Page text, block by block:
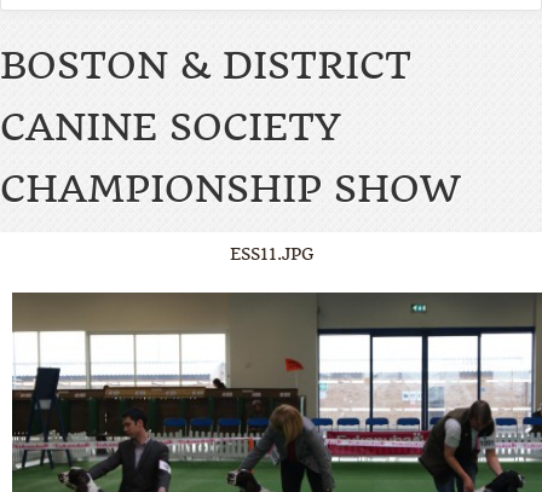
BOSTON & DISTRICT
CANINE SOCIETY
CHAMPIONSHIP SHOW
ESS11.JPG